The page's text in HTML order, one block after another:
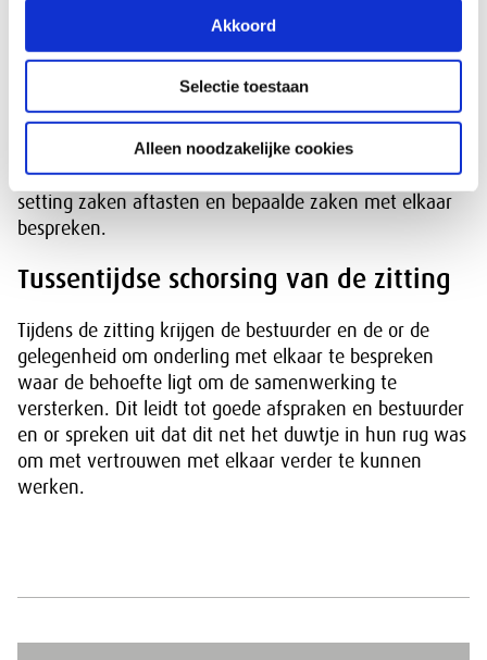
Akkoord
Selectie toestaan
Alleen noodzakelijke cookies
Informeel overleg
Tot slot merkt de geschillencommissie op dat het
verstandig kan zijn om regelmatig met elkaar
informeel te overleggen. Op deze manier kunnen
ondernemer en ondernemingsraad in een andere
setting zaken aftasten en bepaalde zaken met elkaar
bespreken.
Tussentijdse schorsing van de zitting
Tijdens de zitting krijgen de bestuurder en de or de
gelegenheid om onderling met elkaar te bespreken
waar de behoefte ligt om de samenwerking te
versterken. Dit leidt tot goede afspraken en bestuurder
en or spreken uit dat dit net het duwtje in hun rug was
om met vertrouwen met elkaar verder te kunnen
werken.